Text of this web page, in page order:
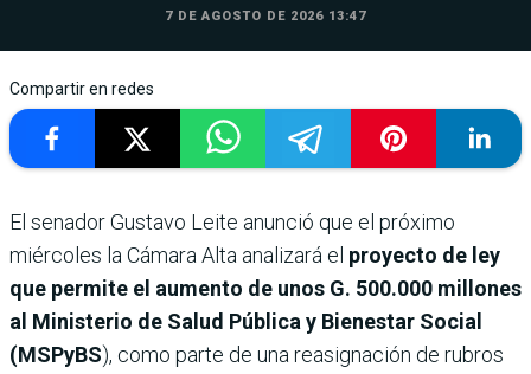
7 DE AGOSTO DE 2026 13:47
Compartir en redes
El senador Gustavo Leite anunció que el próximo
miércoles la Cámara Alta analizará el proyecto de ley
que permite el aumento de unos G. 500.000 millones
al Ministerio de Salud Pública y Bienestar Social
(MSPyBS), como parte de una reasignación de rubros